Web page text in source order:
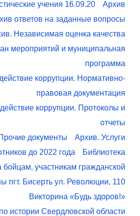
учения 16.09.20
Архив
ответов на заданные вопросы
Независимая оценка качества
мероприятий и муниципальная
программа
коррупции. Нормативно-
правовая документация
коррупции. Протоколы и
отчеты
документы
Архив. Услуги
до 2022 года
Библиотека
бойцам, участникам гражданской
пгт. Бисерть ул. Революции, 110
Викторина «Будь здоров!»
истории Свердловской области